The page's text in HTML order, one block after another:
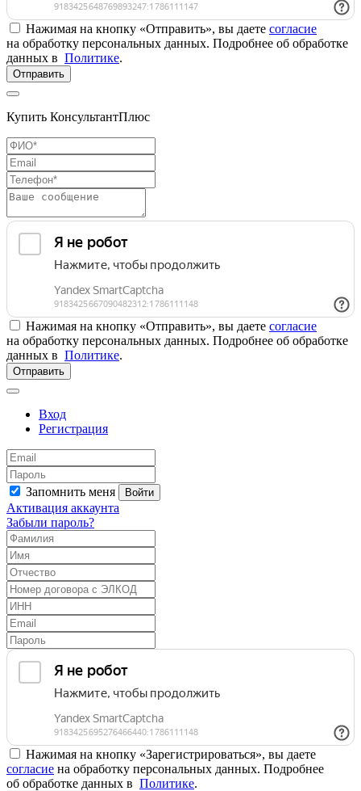
Нажимая на кнопку «Отправить», вы даете согласие
на обработку персональных данных. Подробнее об обработке
данных в Политике.
Отправить
Купить КонсультантПлюс
Нажимая на кнопку «Отправить», вы даете согласие
на обработку персональных данных. Подробнее об обработке
данных в Политике.
Отправить
Вход
Регистрация
Запомнить меня Войти
Активация аккаунта
Забыли пароль?
Нажимая на кнопку «Зарегистрироваться», вы даете
согласие на обработку персональных данных. Подробнее
об обработке данных в Политике.